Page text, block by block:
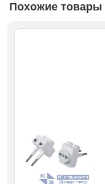
Похожие товары